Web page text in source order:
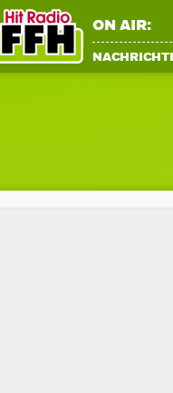
ON AIR: